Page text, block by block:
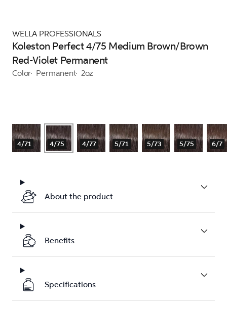
WELLA PROFESSIONALS
Koleston Perfect 4/75 Medium Brown/Brown
Red-Violet Permanent
Color Permanent 2oz
4/71 4/75 4/77 5/71 5/73 5/75 6/7
About the product
Benefits
Specifications